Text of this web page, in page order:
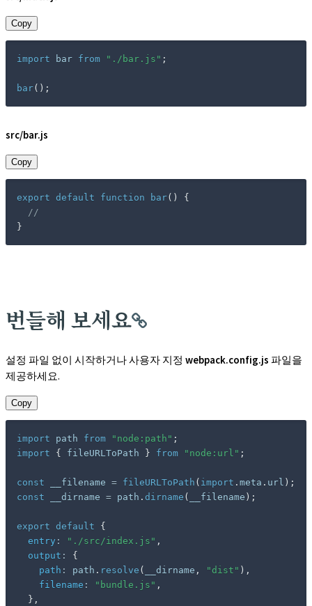
Copy
import bar from "./bar.js" ;
bar( ) ;
src/bar.js
Copy
export default function bar( )
{
//
}
번들해 보세요
설정 파일 없이 시작하거나 사용자 지정 webpack.config.js 파일을
제공하세요.
Copy
import path from "node:path" ;
import
{ fileURLToPath } from "node:url" ;
const __filename = fileURLToPath ( import . meta . url ) ;
const __dirname = path . dirname ( __filename ) ;
export default
{
entry : "./src/index.js" ,
output :
{
path : path . resolve ( __dirname , "dist" ) ,
filename : "bundle.js" ,
} ,